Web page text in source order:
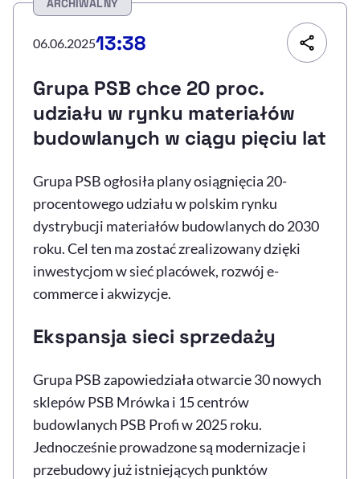
Sprawdź, jak i dlaczego zwiększamy dostępność, otwiera się w nowym
Deklaracja dostępności, otwiera się w nowym oknie
ARCHIWALNY
06.06.202513:38
Grupa PSB chce 20 proc.
udziału w rynku materiałów
budowlanych w ciągu pięciu lat
Grupa PSB ogłosiła plany osiągnięcia 20-
procentowego udziału w polskim rynku
dystrybucji materiałów budowlanych do 2030
roku. Cel ten ma zostać zrealizowany dzięki
inwestycjom w sieć placówek, rozwój e-
commerce i akwizycje.
Ekspansja sieci sprzedaży
Grupa PSB zapowiedziała otwarcie 30 nowych
sklepów PSB Mrówka i 15 centrów
budowlanych PSB Profi w 2025 roku.
Jednocześnie prowadzone są modernizacje i
przebudowy już istniejących punktów